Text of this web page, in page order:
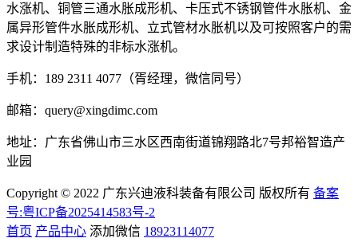
水涨机、铜管三通水胀成形机、卡压式不锈钢管件水胀机、金
属异形管件水胀成形机、立式管材水胀机以及可按照客户的需
求设计制造特殊的非标水涨机。
手机：189 2311 4077（胥经理，微信同号）
邮箱：query@xingdimc.com
地址：广东省佛山市三水区西南街道锦翔路北7号邦裕智造产
业园
Copyright © 2022 广东兴迪液科装备有限公司 版权所有 备案
号:粤ICP备2025414583号-2
首页 产品中心 添加微信 18923114077